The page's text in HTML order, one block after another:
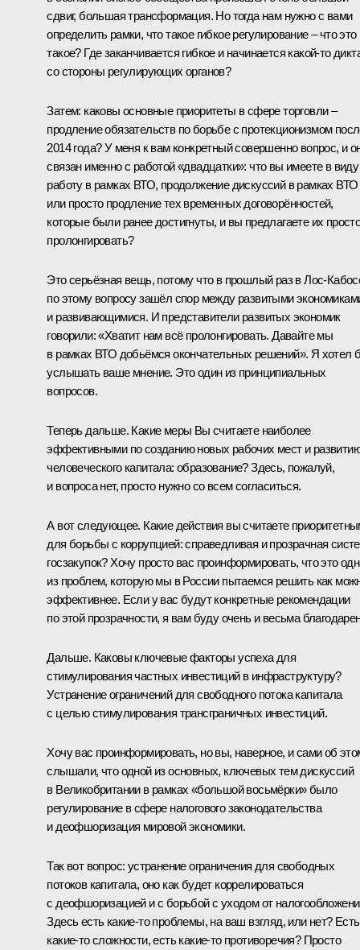
сдвиг, большая трансформация. Но тогда нам нужно с вами
определить рамки, что такое гибкое регулирование – что это
такое? Где заканчивается гибкое и начинается какой‑то
со стороны регулирующих органов?
Затем: каковы основные приоритеты в сфере торговли –
продление обязательств по борьбе с протекционизмом
2014 года? У меня к вам конкретный совершенно вопрос, и
связан именно с работой «двадцатки»: что вы имеете в
работу в рамках ВТО, продолжение дискуссий в рамках ВТО
или просто продление тех временных договорённостей,
которые были ранее достигнуты, и вы предлагаете их
пролонгировать?
Это серьёзная вещь, потому что в прошлый раз в Лос-
по этому вопросу зашёл спор между развитыми
и развивающимися. И представители развитых экономик
говорили: «Хватит нам всё пролонгировать. Давайте мы
в рамках ВТО добьёмся окончательных решений». Я хотел
услышать ваше мнение. Это один из принципиальных
вопросов.
Теперь дальше. Какие меры Вы считаете наиболее
эффективными по созданию новых рабочих мест и
человеческого капитала: образование? Здесь, пожалуй,
и вопроса нет, просто нужно со всем согласиться.
А вот следующее. Какие действия вы считаете
для борьбы с коррупцией: справедливая и прозрачная
госзакупок? Хочу просто вас проинформировать, что это
из проблем, которую мы в России пытаемся решить как
эффективнее. Если у вас будут конкретные рекомендации
по этой прозрачности, я вам буду очень и весьма
Дальше. Каковы ключевые факторы успеха для
стимулирования частных инвестиций в инфраструктуру?
Устранение ограничений для свободного потока капитала
с целью стимулирования трансграничных инвестиций.
Хочу вас проинформировать, но вы, наверное, и сами об
слышали, что одной из основных, ключевых тем дискуссий
в Великобритании в рамках «большой восьмёрки» было
регулирование в сфере налогового законодательства
и деофшоризация мировой экономики.
Так вот вопрос: устранение ограничения для свободных
потоков капитала, оно как будет коррелироваться
с деофшоризацией и с борьбой с уходом от
Здесь есть какие‑то проблемы, на ваш взгляд, или нет? Есть
какие‑то сложности, есть какие‑то противоречия? Просто